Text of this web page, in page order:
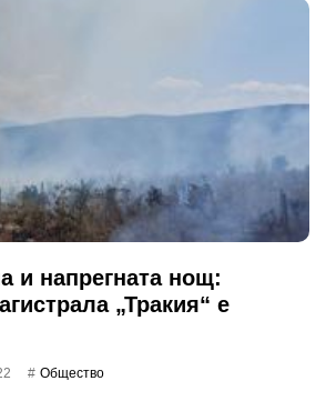
и напрегната нощ:
„Тракия“ е
Общество